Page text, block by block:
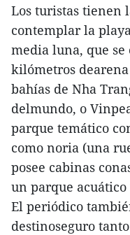
Los turistas tienen
contemplar la
media luna, que se
kilómetros
bahías de Nha
delmundo, o
parque temático
como noria (una
posee cabinas
un parque
El periódico
destinoseguro